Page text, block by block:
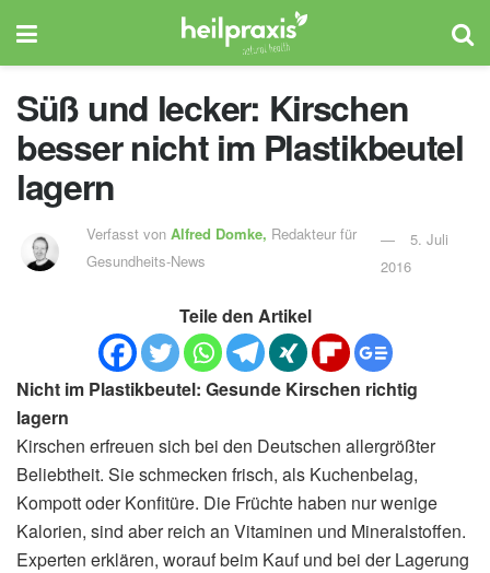
Süß und lecker: Kirschen
besser nicht im Plastikbeutel
lagern
Verfasst von Alfred Domke, Redakteur für
Gesundheits-News
5. Juli
2016
Teile den Artikel
Nicht im Plastikbeutel: Gesunde Kirschen richtig
lagern
Kirschen erfreuen sich bei den Deutschen allergrößter
Beliebtheit. Sie schmecken frisch, als Kuchenbelag,
Kompott oder Konfitüre. Die Früchte haben nur wenige
Kalorien, sind aber reich an Vitaminen und Mineralstoffen.
Experten erklären, worauf beim Kauf und bei der Lagerung